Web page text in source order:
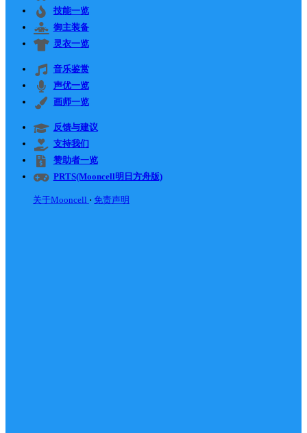
技能一览
御主装备
灵衣一览
音乐鉴赏
声优一览
画师一览
反馈与建议
支持我们
赞助者一览
PRTS(Mooncell明日方舟版)
关于Mooncell 免责声明